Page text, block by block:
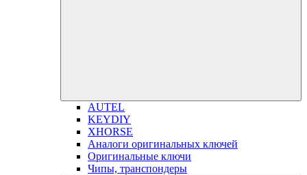
AUTEL
KEYDIY
XHORSE
Аналоги оригинальных ключей
Оригинальные ключи
Чипы, транспондеры